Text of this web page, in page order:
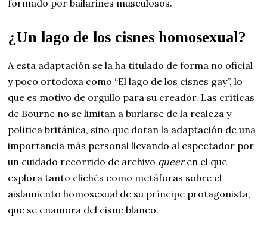
formado por bailarines musculosos.
¿Un lago de los cisnes homosexual?
A esta adaptación se la ha titulado de forma no oficial
y poco ortodoxa como “El lago de los cisnes gay”, lo
que es motivo de orgullo para su creador. Las críticas
de Bourne no se limitan a burlarse de la realeza y
política británica, sino que dotan la adaptación de una
importancia más personal llevando al espectador por
un cuidado recorrido de archivo queeren el que
explora tanto clichés como metáforas sobre el
aislamiento homosexual de su príncipe protagonista,
que se enamora del cisne blanco.